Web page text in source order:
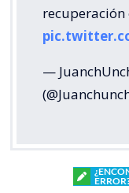
recuperación
—